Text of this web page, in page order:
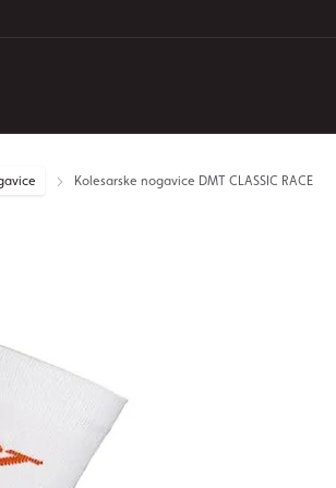
Kolesarske nogavice DMT CLASSIC RACE